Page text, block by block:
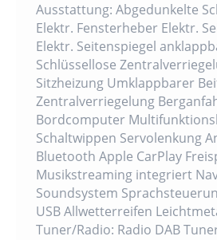
Ausstattung: Abgedunkelte
Elektr. Fensterheber Elektr.
Elektr. Seitenspiegel
Schlüssellose
Sitzheizung Umklappbarer
Zentralverriegelung
Bordcomputer
Schaltwippen Servolenkung
Bluetooth Apple CarPlay
Musikstreaming integriert
Soundsystem
USB Allwetterreifen
Tuner/Radio: Radio DAB